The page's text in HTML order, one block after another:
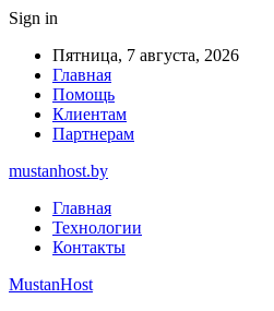
Sign in
Пятница, 7 августа, 2026
Главная
Помощь
Клиентам
Партнерам
mustanhost.by
Главная
Технологии
Контакты
MustanHost